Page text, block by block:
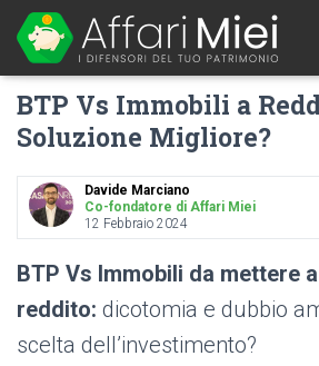
BTP Vs Immobili a
Soluzione Migliore?
Davide Marciano
Co-fondatore di Affari Miei
12 Febbraio 2024
BTP Vs Immobili da mettere a
reddito: dicotomia e dubbio
scelta dell’investimento?